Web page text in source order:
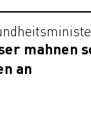
mahnen
an